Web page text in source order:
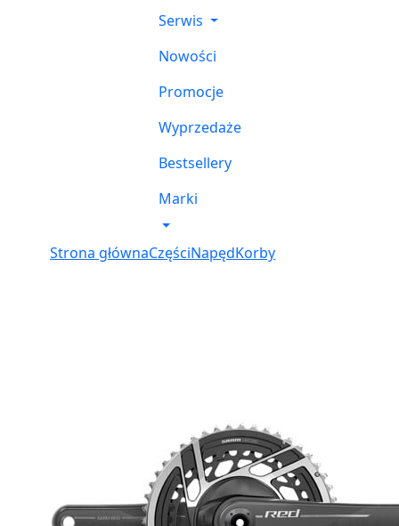
Serwis
Nowości
Promocje
Wyprzedaże
Bestsellery
Marki
Strona głównaCzęściNapędKorby